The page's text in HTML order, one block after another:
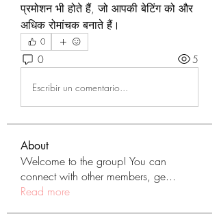
प्रमोशन भी होते हैं, जो आपकी बेटिंग को और
अधिक रोमांचक बनाते हैं।
0
0 5
Escribir un comentario...
About
Welcome to the group! You can
connect with other members, ge...
Read more